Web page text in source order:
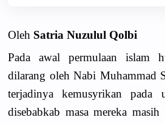
Oleh Satria Nuzulul Qolbi
Pada awal permulaan islam
dilarang oleh Nabi Muhammad
terjadinya kemusyrikan
disebabkab masa mereka